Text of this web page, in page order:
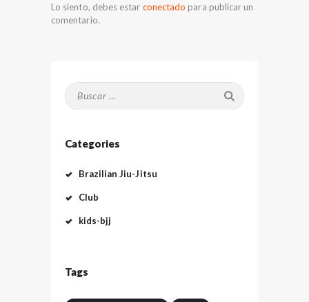
Lo siento, debes estar conectado para publicar un
comentario.
Buscar:
Categories
Brazilian Jiu-Jitsu
Club
kids-bjj
Tags